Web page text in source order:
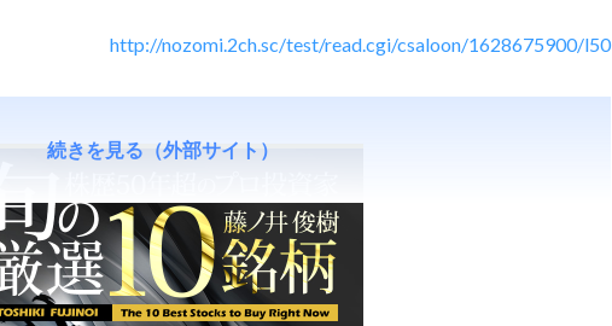
http://nozomi.2ch.sc/test/read.cgi/csaloon/1628675900/l50
続きを見る（外部サイト）